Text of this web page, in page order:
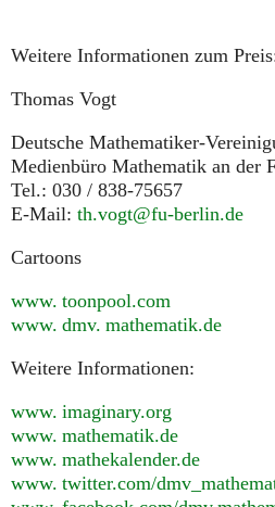
Weitere Informationen zum
Thomas Vogt
Deutsche Mathematiker-
Medienbüro Mathematik an der
Tel.: 030 / 838-75657
E-Mail: th.vogt@fu-berlin.de
Cartoons
www. toonpool.com
www. dmv. mathematik.de
Weitere Informationen:
www. imaginary.org
www. mathematik.de
www. mathekalender.de
www. twitter.com/